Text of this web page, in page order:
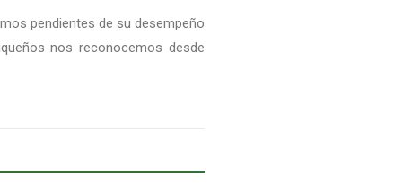
pendientes de su desempeño
nos reconocemos desde